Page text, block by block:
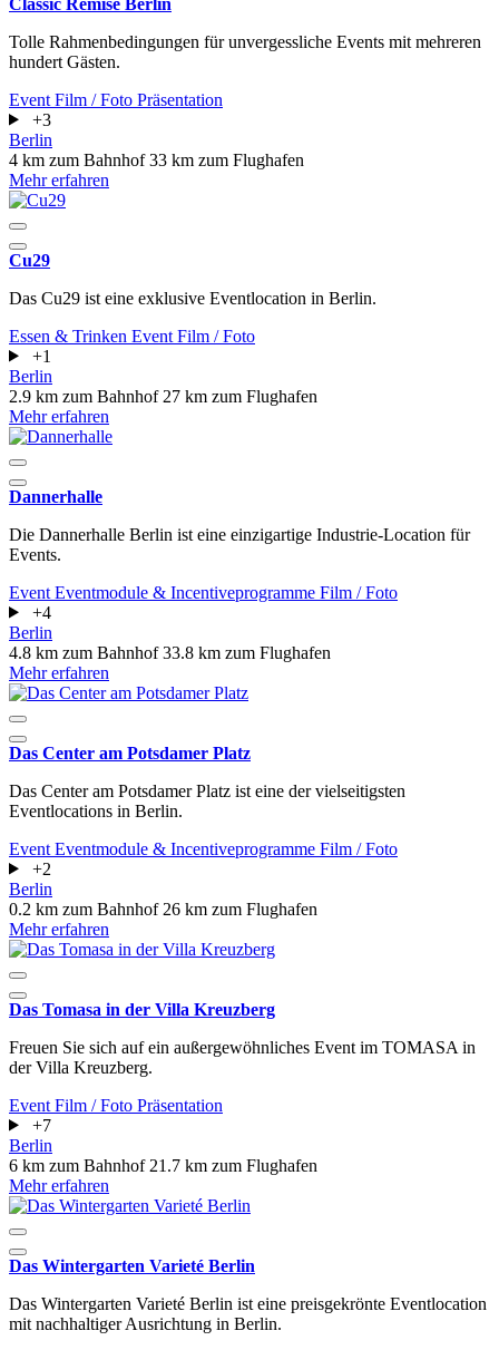
Tolle Rahmenbedingungen für unvergessliche Events mit mehreren
hundert Gästen.
Event Film / Foto Präsentation
+3
Berlin
4 km zum Bahnhof33 km zum Flughafen
Mehr erfahren
Cu29
Das Cu29 ist eine exklusive Eventlocation in Berlin.
Essen & Trinken Event Film / Foto
+1
Berlin
2.9 km zum Bahnhof 27 km zum Flughafen
Mehr erfahren
Dannerhalle
Die Dannerhalle Berlin ist eine einzigartige Industrie-Location für
Events.
Event Eventmodule & Incentiveprogramme Film / Foto
+4
Berlin
4.8 km zum Bahnhof33.8 km zum Flughafen
Mehr erfahren
Das Center am Potsdamer Platz
Das Center am Potsdamer Platz ist eine der vielseitigsten
Eventlocations in Berlin.
Event Eventmodule & Incentiveprogramme Film / Foto
+2
Berlin
0.2 km zum Bahnhof 26 km zum Flughafen
Mehr erfahren
Das Tomasa in der Villa Kreuzberg
Freuen Sie sich auf ein außergewöhnliches Event im TOMASA in
der Villa Kreuzberg.
Event Film / Foto Präsentation
+7
Berlin
6 km zum Bahnhof 21.7 km zum Flughafen
Mehr erfahren
Das Wintergarten Varieté Berlin
Das Wintergarten Varieté Berlin ist eine preisgekrönte Eventlocation
mit nachhaltiger Ausrichtung in Berlin.